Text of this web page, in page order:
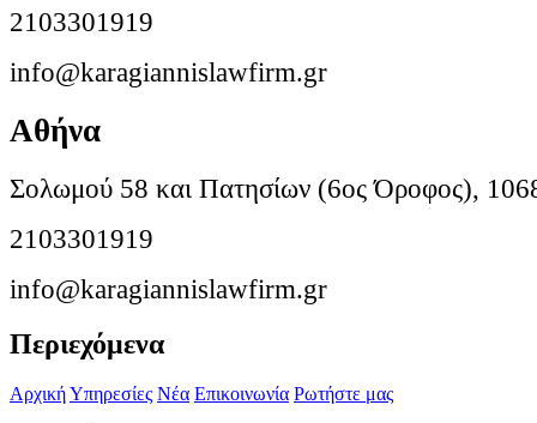
2103301919
info@karagiannislawfirm.gr
Αθήνα
Σολωμού 58 και Πατησίων (6ος Όροφος),
2103301919
info@karagiannislawfirm.gr
Περιεχόμενα
ΑρχικήΥπηρεσίες Νέα Επικοινωνία Ρωτήστε μας